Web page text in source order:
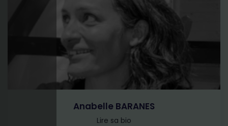
Anabelle BARANES
Lire sa bio